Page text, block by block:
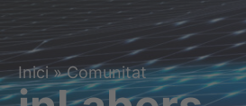
Inici»Comunitat